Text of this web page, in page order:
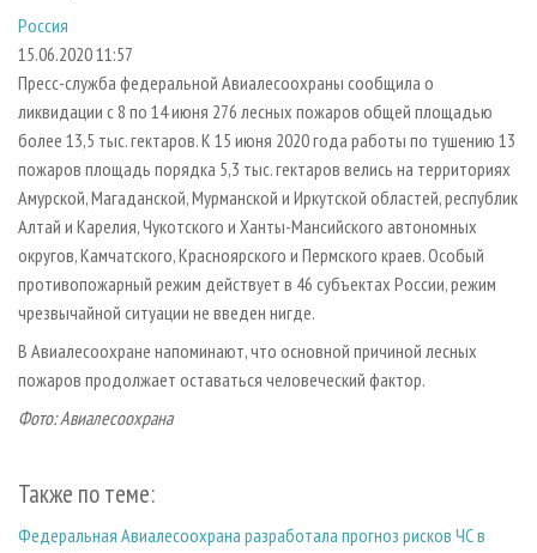
СУШКА ДРЕВЕСИНЫ
ПРОИЗВОДСТВО ДРЕВЕСНЫХ ПЛИТ
ДЕРЕВЯННОЕ ДОМОСТРОЕНИЕ
ПРОИЗВОДСТВО МЕБЕЛИ
БИОЭНЕРГЕТИКА
ЦБП
ИНСТРУМЕНТ И МАТЕРИАЛЫ
ПЕРСОНЫ
МОБИЛЬНЫЕ ВЫСТАВКИ
ОФИЦИАЛЬНЫЕ ДЕЛЕГАЦИИ
ПРИОРИТЕТНЫЕ ИНВЕСТПРОЕКТЫ
RUSSIAN FORESTRY REVIEW
ГАЗЕТА ЛЕСПРОМФОРУМ
БИБЛИОТЕКА СПЕЦИАЛИСТА
КОНТАКТЫ
РЕКЛАМОДАТЕЛЯМ
РЕКЛАМА
РЕКЛАМА НА САЙТЕ
Россия
15.06.2020 11:57
Пресс-служба федеральной Авиалесоохраны сообщила о
ликвидации с 8 по 14 июня 276 лесных пожаров общей площадью
более 13,5 тыс. гектаров. К 15 июня 2020 года работы по тушению 13
пожаров площадь порядка 5,3 тыс. гектаров велись на территориях
Амурской, Магаданской, Мурманской и Иркутской областей, республик
Алтай и Карелия, Чукотского и Ханты-Мансийского автономных
округов, Камчатского, Красноярского и Пермского краев. Особый
противопожарный режим действует в 46 субъектах России, режим
чрезвычайной ситуации не введен нигде.
В Авиалесоохране напоминают, что основной причиной лесных
пожаров продолжает оставаться человеческий фактор.
Фото: Авиалесоохрана
Также по теме:
Федеральная Авиалесоохрана разработала прогноз рисков ЧС в